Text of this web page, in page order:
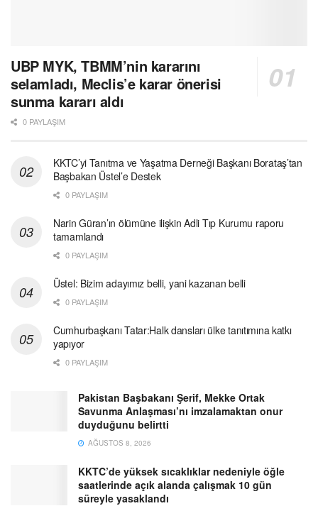
UBP MYK, TBMM’nin kararını
selamladı, Meclis’e karar önerisi
sunma kararı aldı
0 PAYLAŞIM
KKTC’yi Tanıtma ve Yaşatma Derneği Başkanı Borataş’tan
Başbakan Üstel’e Destek
0 PAYLAŞIM
Narin Güran’ın ölümüne ilişkin Adli Tıp Kurumu raporu
tamamlandı
0 PAYLAŞIM
Üstel: Bizim adayımız belli, yani kazanan belli
0 PAYLAŞIM
Cumhurbaşkanı Tatar:Halk dansları ülke tanıtımına katkı
yapıyor
0 PAYLAŞIM
Pakistan Başbakanı Şerif, Mekke Ortak
Savunma Anlaşması’nı imzalamaktan onur
duyduğunu belirtti
AĞUSTOS 8, 2026
KKTC’de yüksek sıcaklıklar nedeniyle öğle
saatlerinde açık alanda çalışmak 10 gün
süreyle yasaklandı